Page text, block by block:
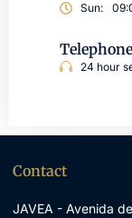
Sun:
24 hour
Contact
JAVEA - Avenida